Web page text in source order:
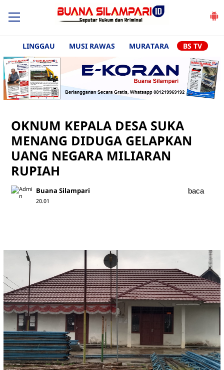
LINGGAU MUSI RAWAS MURATARA BS TV
OKNUM KEPALA DESA SUKA
MENANG DIDUGA GELAPKAN
UANG NEGARA MILIARAN
RUPIAH
Buana Silampari
20.01
baca